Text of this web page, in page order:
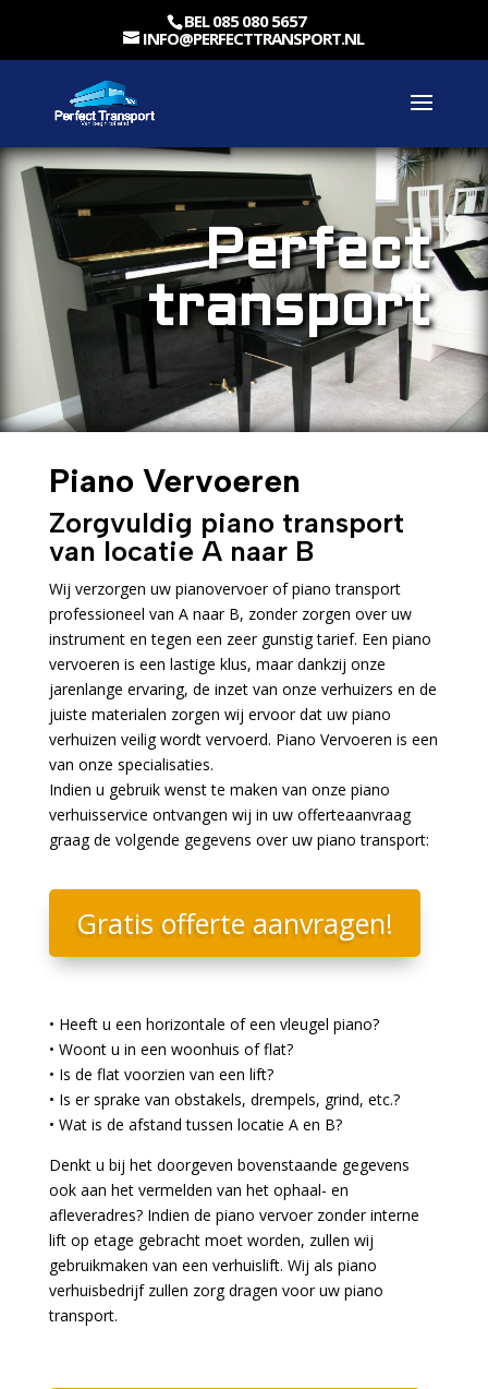
BEL 085 080 5657
INFO@PERFECTTRANSPORT.NL
Perfect
transport
Piano Vervoeren
Zorgvuldig piano transport
van locatie A naar B
Wij verzorgen uw pianovervoer of piano transport
professioneel van A naar B, zonder zorgen over uw
instrument en tegen een zeer gunstig tarief. Een piano
vervoeren is een lastige klus, maar dankzij onze
jarenlange ervaring, de inzet van onze verhuizers en de
juiste materialen zorgen wij ervoor dat uw piano
verhuizen veilig wordt vervoerd. Piano Vervoeren is een
van onze specialisaties.
Indien u gebruik wenst te maken van onze piano
verhuisservice ontvangen wij in uw offerteaanvraag
graag de volgende gegevens over uw piano transport:
Gratis offerte aanvragen!
• Heeft u een horizontale of een vleugel piano?
• Woont u in een woonhuis of flat?
• Is de flat voorzien van een lift?
• Is er sprake van obstakels, drempels, grind, etc.?
• Wat is de afstand tussen locatie A en B?
Denkt u bij het doorgeven bovenstaande gegevens
ook aan het vermelden van het ophaal- en
afleveradres? Indien de piano vervoer zonder interne
lift op etage gebracht moet worden, zullen wij
gebruikmaken van een verhuislift. Wij als piano
verhuisbedrijf zullen zorg dragen voor uw piano
transport.